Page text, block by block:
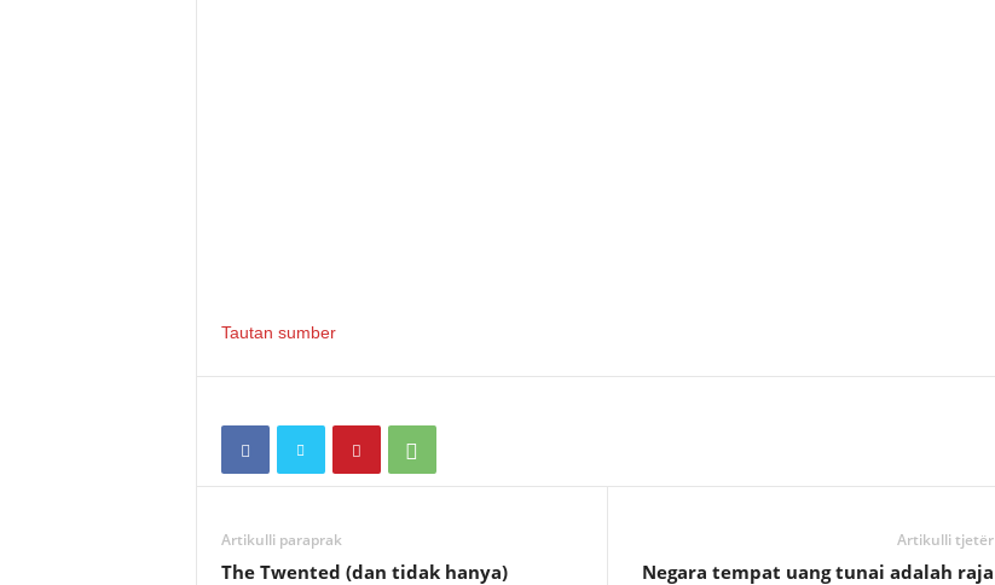
Tautan sumber
Artikulli paraprak
The Twented (dan tidak hanya)
Artikulli tjetër
Negara tempat uang tunai adalah raja